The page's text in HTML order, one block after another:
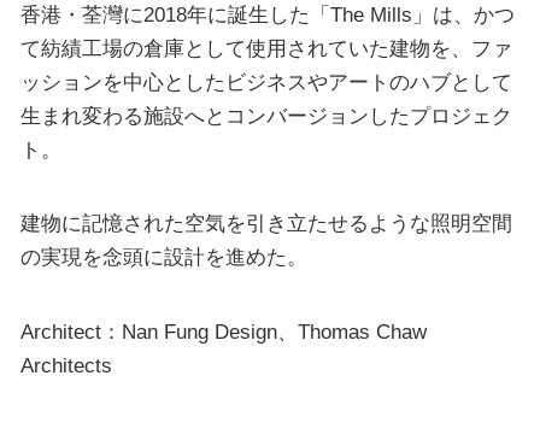
香港・荃灣に2018年に誕生した「The Mills」は、かつ
て紡績工場の倉庫として使用されていた建物を、ファ
ッションを中心としたビジネスやアートのハブとして
生まれ変わる施設へとコンバージョンしたプロジェク
ト。
建物に記憶された空気を引き立たせるような照明空間
の実現を念頭に設計を進めた。
Architect：Nan Fung Design、Thomas Chaw
Architects